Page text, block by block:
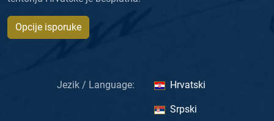
Opcije isporuke
Jezik / Language: Hrvatski
Srpski